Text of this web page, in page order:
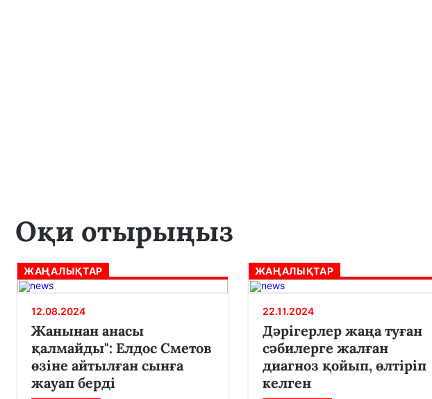
Оқи отырыңыз
ЖАҢАЛЫҚТАР
12.08.2024
Жанынан анасы
қалмайды": Елдос Сметов
өзіне айтылған сынға
жауап берді
ЖАҢАЛЫҚТАР
22.11.2024
Дәрігерлер жаңа туған
сәбилерге жалған
диагноз қойып, өлтіріп
келген